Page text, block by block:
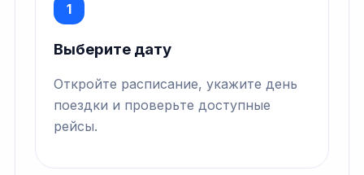
1
Выберите дату
Откройте расписание, укажите день
поездки и проверьте доступные
рейсы.